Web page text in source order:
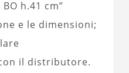
h.41 cm”
e le dimensioni;
il distributore.